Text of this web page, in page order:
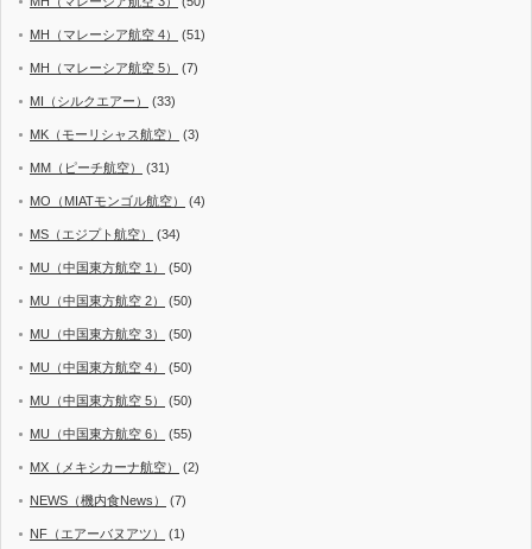
MH（マレーシア航空 4） (51)
MH（マレーシア航空 5） (7)
MI（シルクエアー） (33)
MK（モーリシャス航空） (3)
MM（ピーチ航空） (31)
MO（MIATモンゴル航空） (4)
MS（エジプト航空） (34)
MU（中国東方航空 1） (50)
MU（中国東方航空 2） (50)
MU（中国東方航空 3） (50)
MU（中国東方航空 4） (50)
MU（中国東方航空 5） (50)
MU（中国東方航空 6） (55)
MX（メキシカーナ航空） (2)
NEWS（機内食News） (7)
NF（エアーバヌアツ） (1)